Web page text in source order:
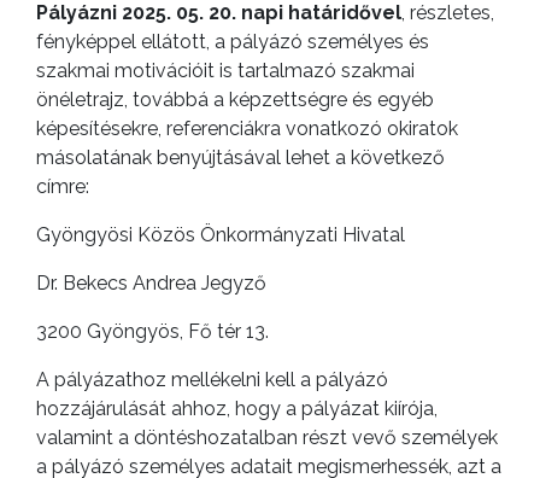
BEJELENTŐ
VÁROSHÁZA
Pályázni 2025. 05. 20. napi határidővel, részletes,
fényképpel ellátott, a pályázó személyes és
szakmai motivációit is tartalmazó szakmai
önéletrajz, továbbá a képzettségre és egyéb
képesítésekre, referenciákra vonatkozó okiratok
másolatának benyújtásával lehet a következő
címre:
Gyöngyösi Közös Önkormányzati Hivatal
Dr. Bekecs Andrea Jegyző
3200 Gyöngyös, Fő tér 13.
A pályázathoz mellékelni kell a pályázó
hozzájárulását ahhoz, hogy a pályázat kiírója,
valamint a döntéshozatalban részt vevő személyek
a pályázó személyes adatait megismerhessék, azt a